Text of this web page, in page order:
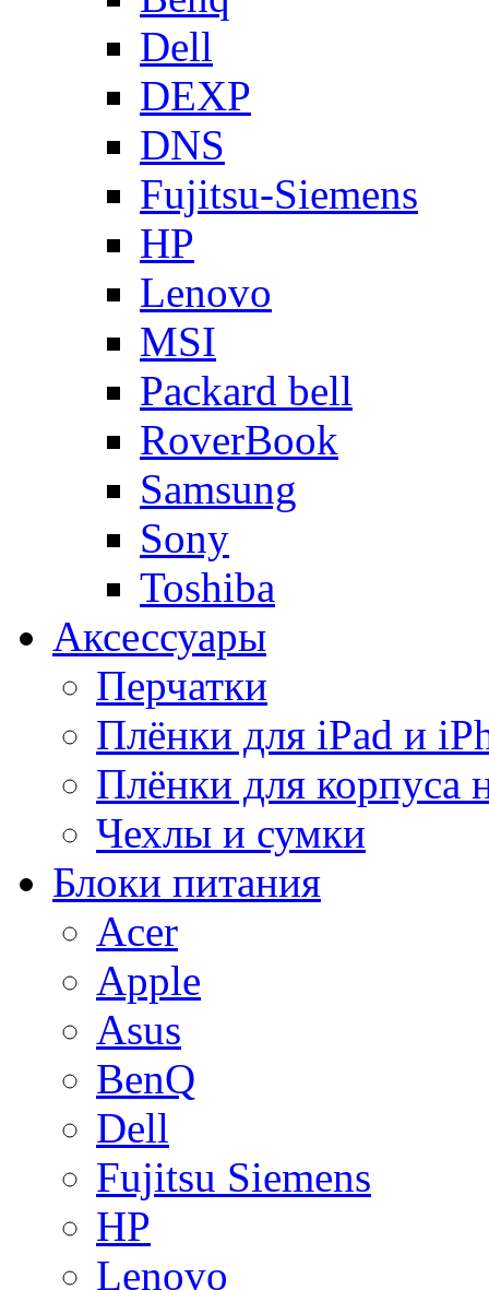
Dell
DEXP
DNS
Fujitsu-Siemens
HP
Lenovo
MSI
Packard bell
RoverBook
Samsung
Sony
Toshiba
Аксессуары
Перчатки
Плёнки для iPad и
Плёнки для корпуса
Чехлы и сумки
Блоки питания
Acer
Apple
Asus
BenQ
Dell
Fujitsu Siemens
HP
Lenovo